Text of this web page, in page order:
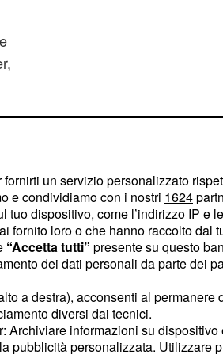
un servizio personalizzato
e condividiamo con i nostri 1624
dispositivo, come l’indirizzo IP e
fornito loro o che hanno raccolto dal
“Accetta tutti” presente su questo
dei dati personali da parte dei
a destra), acconsenti al
diversi dai tecnici.
Archiviare informazioni su
pubblicità personalizzata. Utilizzare